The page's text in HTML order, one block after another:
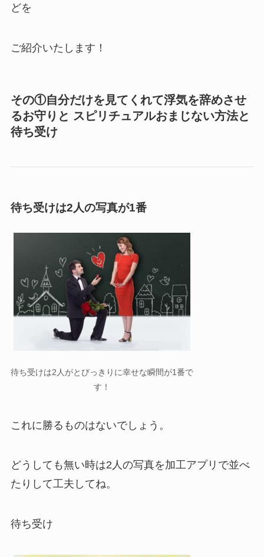
どを
ご紹介いたします！
その①自分だけを見てくれて浮気を辞めさせ
るお守りと スピリチュアルおまじない方法と
待ち受け
待ち受けは2人の写真が1番
待ち受けは2人がとびっきりに幸せな瞬間が1番で
す！
これに勝るものはないでしょう。
どうしても無い時は2人の写真を加工アプリで並べ
たりして工夫してね。
待ち受け